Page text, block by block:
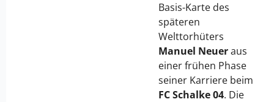
Basis-Karte des
späteren
Welttorhüters
Manuel Neueraus
einer frühen Phase
seiner Karriere beim
FC Schalke 04. Die